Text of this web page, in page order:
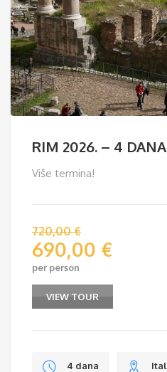
RIM 2026. – 4
Više termina!
720,00€
690,00 €
per person
VIEW TOUR
4 dana